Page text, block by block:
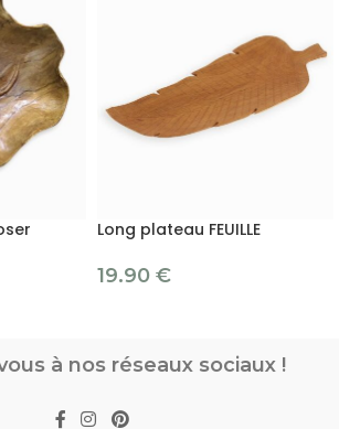
Long plateau FEUILLE
19.90 €
à nos réseaux sociaux !